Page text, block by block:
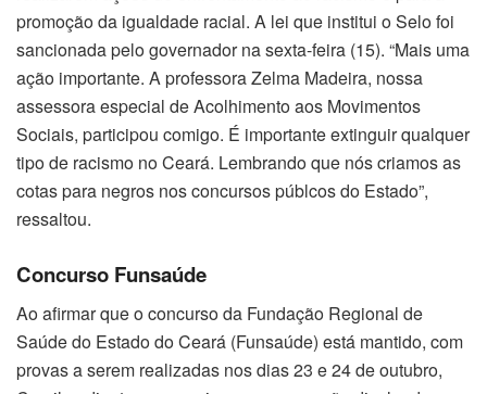
promoção da igualdade racial. A lei que institui o Selo foi
sancionada pelo governador na sexta-feira (15). “Mais uma
ação importante. A professora Zelma Madeira, nossa
assessora especial de Acolhimento aos Movimentos
Sociais, participou comigo. É importante extinguir qualquer
tipo de racismo no Ceará. Lembrando que nós criamos as
cotas para negros nos concursos públcos do Estado”,
ressaltou.
Concurso Funsaúde
Ao afirmar que o concurso da Fundação Regional de
Saúde do Estado do Ceará (Funsaúde) está mantido, com
provas a serem realizadas nos dias 23 e 24 de outubro,